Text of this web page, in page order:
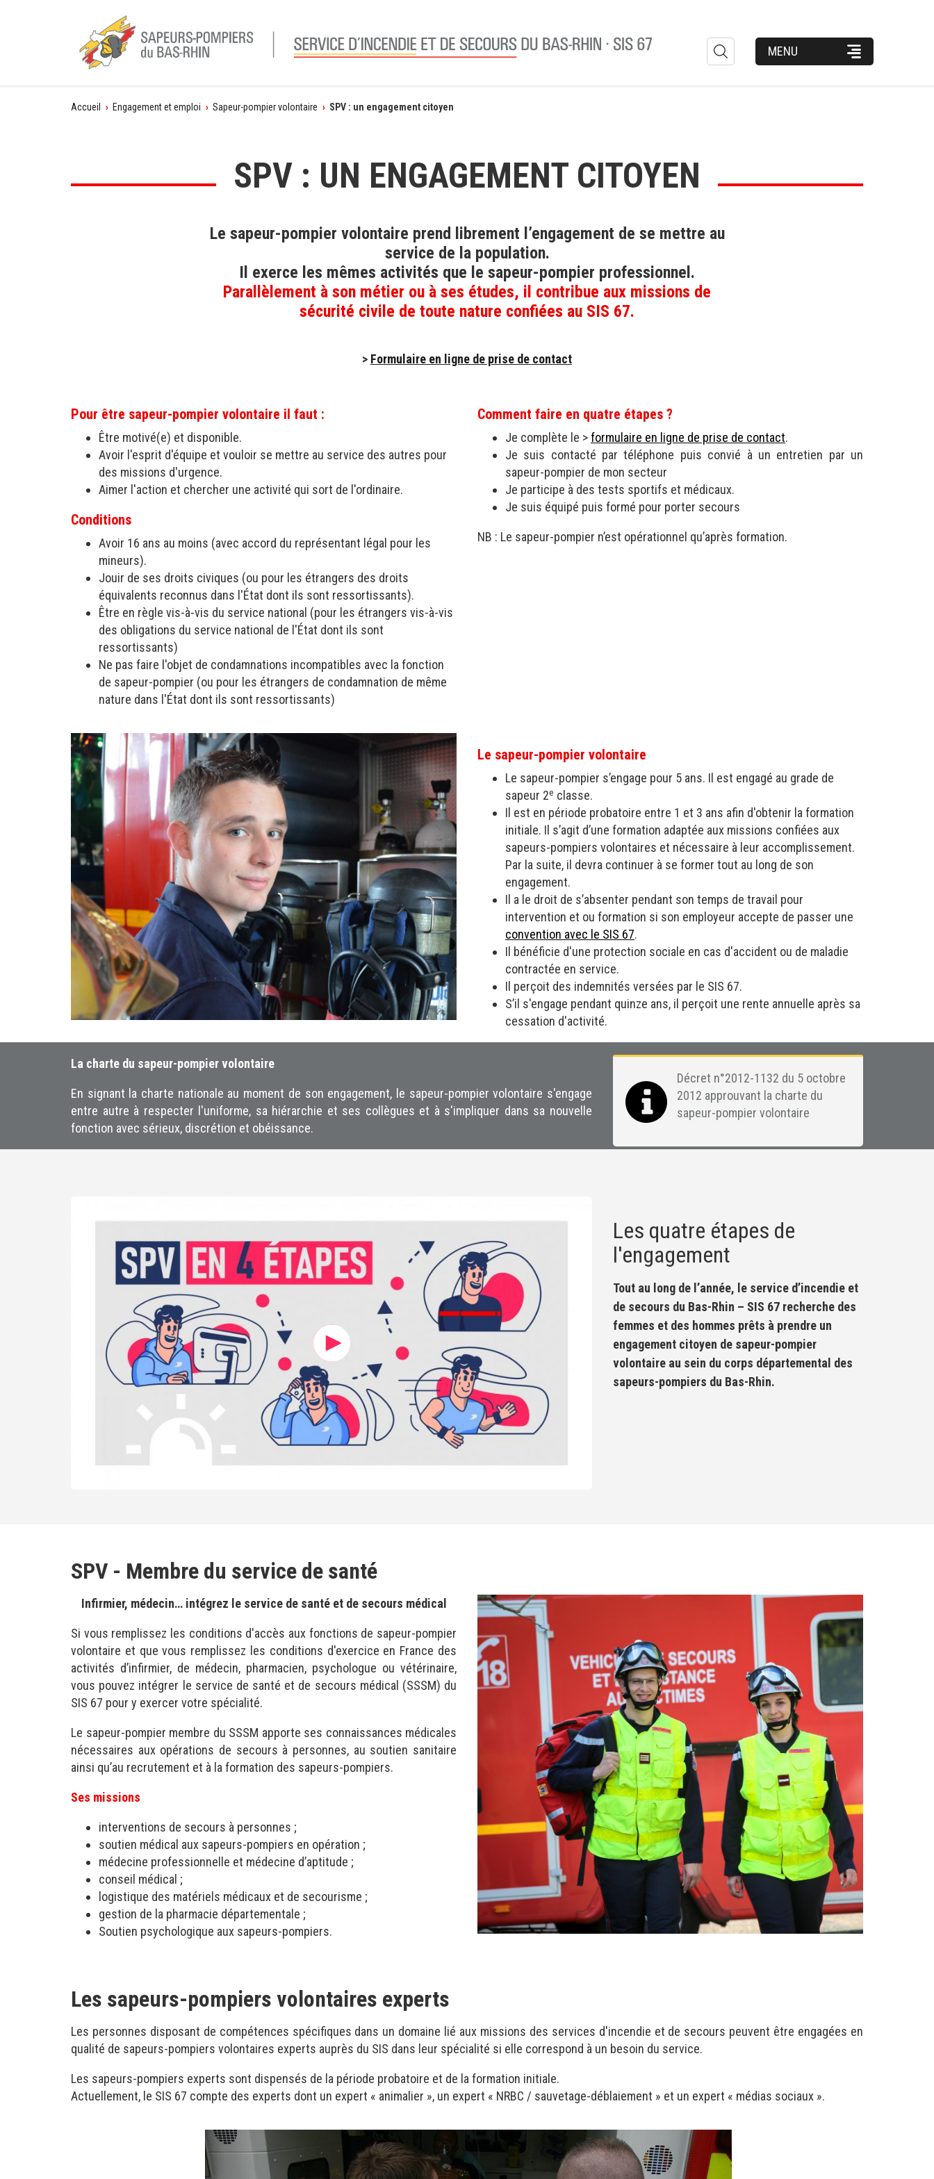
Formulaire
de
MENU
Vous
Accueil › Engagement et emploi › Sapeur-pompier volontaire › SPV : un engagement citoyen
SPV : UN ENGAGEMENT CITOYEN
Le sapeur-pompier volontaire prend librement l’engagement de se mettre au
service de la population.
Il exerce les mêmes activités que le sapeur-pompier professionnel.
Parallèlement à son métier ou à ses études, il contribue aux missions de
sécurité civile de toute nature confiées au SIS 67.
> Formulaire en ligne de prise de contact
Pour être sapeur-pompier volontaire il faut :
Être motivé(e) et disponible.
Avoir l'esprit d'équipe et vouloir se mettre au service des autres pour
des missions d'urgence.
Aimer l'action et chercher une activité qui sort de l'ordinaire.
Conditions
Avoir 16 ans au moins (avec accord du représentant légal pour les
mineurs).
Jouir de ses droits civiques (ou pour les étrangers des droits
équivalents reconnus dans l'État dont ils sont ressortissants).
Être en règle vis-à-vis du service national (pour les étrangers vis-à-vis
des obligations du service national de l'État dont ils sont
ressortissants)
Ne pas faire l'objet de condamnations incompatibles avec la fonction
de sapeur-pompier (ou pour les étrangers de condamnation de même
nature dans l'État dont ils sont ressortissants)
Comment faire en quatre étapes ?
Je complète le >formulaire en ligne de prise de contact.
Je suis contacté par téléphone puis convié à un entretien par un
sapeur-pompier de mon secteur
Je participe à des tests sportifs et médicaux.
Je suis équipé puis formé pour porter secours
NB : Le sapeur-pompier n’est opérationnel qu’après formation.
Le sapeur-pompier volontaire
Le sapeur-pompier s’engage pour 5 ans. Il est engagé au grade de
sapeur 2e classe.
Il est en période probatoire entre 1 et 3 ans afin d'obtenir la formation
initiale. Il s’agit d’une formation adaptée aux missions confiées aux
sapeurs-pompiers volontaires et nécessaire à leur accomplissement.
Par la suite, il devra continuer à se former tout au long de son
engagement.
Il a le droit de s’absenter pendant son temps de travail pour
intervention et ou formation si son employeur accepte de passer une
convention avec le SIS 67.
Il bénéficie d'une protection sociale en cas d'accident ou de maladie
contractée en service.
Il perçoit des indemnités versées par le SIS 67.
S’il s'engage pendant quinze ans, il perçoit une rente annuelle après sa
cessation d'activité.
La charte du sapeur-pompier volontaire
En signant la charte nationale au moment de son engagement, le sapeur-pompier volontaire s'engage
entre autre à respecter l'uniforme, sa hiérarchie et ses collègues et à s'impliquer dans sa nouvelle
fonction avec sérieux, discrétion et obéissance.
Décret n°2012-1132 du 5 octobre
2012 approuvant la charte du
sapeur-pompier volontaire
Les quatre étapes de
l'engagement
Tout au long de l’année, le service d’incendie et
de secours du Bas-Rhin – SIS 67 recherche des
femmes et des hommes prêts à prendre un
engagement citoyen de sapeur-pompier
volontaire au sein du corps départemental des
sapeurs-pompiers du Bas-Rhin.
SPV - Membre du service de santé
Infirmier, médecin… intégrez le service de santé et de secours médical
Si vous remplissez les conditions d'accès aux fonctions de sapeur-pompier
volontaire et que vous remplissez les conditions d'exercice en France des
activités d’infirmier, de médecin, pharmacien, psychologue ou vétérinaire,
vous pouvez intégrer le service de santé et de secours médical (SSSM) du
SIS 67 pour y exercer votre spécialité.
Le sapeur-pompier membre du SSSM apporte ses connaissances médicales
nécessaires aux opérations de secours à personnes, au soutien sanitaire
ainsi qu’au recrutement et à la formation des sapeurs-pompiers.
Ses missions
interventions de secours à personnes ;
soutien médical aux sapeurs-pompiers en opération ;
médecine professionnelle et médecine d’aptitude ;
conseil médical ;
logistique des matériels médicaux et de secourisme ;
gestion de la pharmacie départementale ;
Soutien psychologique aux sapeurs-pompiers.
Les sapeurs-pompiers volontaires experts
Les personnes disposant de compétences spécifiques dans un domaine lié aux missions des services d'incendie et de secours peuvent être engagées en
qualité de sapeurs-pompiers volontaires experts auprès du SIS dans leur spécialité si elle correspond à un besoin du service.
Les sapeurs-pompiers experts sont dispensés de la période probatoire et de la formation initiale.
Actuellement, le SIS 67 compte des experts dont un expert « animalier », un expert « NRBC / sauvetage-déblaiement » et un expert « médias sociaux ».